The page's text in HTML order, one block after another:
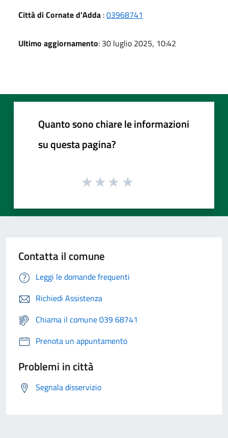
Città di Cornate d'Adda :03968741
Ultimo aggiornamento: 30 luglio 2025, 10:42
Quanto sono chiare le informazioni
su questa pagina?
Contatta il comune
Leggi le domande frequenti
Richiedi Assistenza
Chiama il comune 039 68741
Prenota un appuntamento
Problemi in città
Segnala disservizio